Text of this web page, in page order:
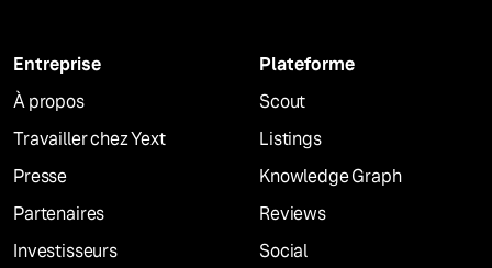
Entreprise
À propos
Travailler chez Yext
Presse
Partenaires
Investisseurs
Plateforme
Scout
Listings
Knowledge Graph
Reviews
Social